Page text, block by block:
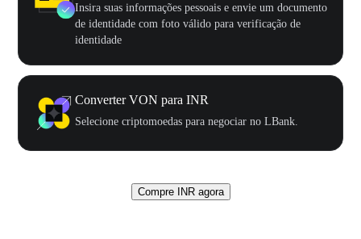
Insira suas informações pessoais e envie um documento
de identidade com foto válido para verificação de
identidade
Converter VON para INR
Selecione criptomoedas para negociar no LBank.
Compre INR agora